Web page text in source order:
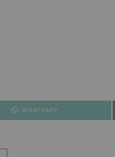
WHATSAPP